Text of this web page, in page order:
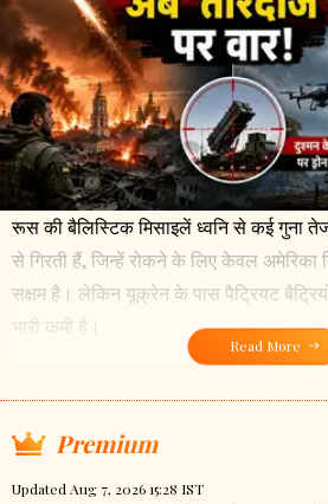
रूस की बैलिस्टिक मिसाइलें ध्वनि से कई गुना
से गिरती हैं, जिन्हें रोकने के लिए केवल अमेरिका
सक्षम है। लेकिन यूक्रेन के पास पैट्रियट
भारी कमी है।
Read More
Premium
Updated Aug 7, 2026 15:28 IST